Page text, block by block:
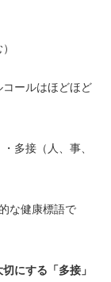
コールはほどほど
多接（人、事、
な健康標語で
にする「多接」